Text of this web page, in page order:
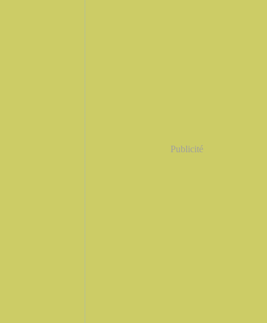
Publicité